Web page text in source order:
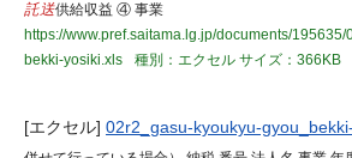
託送供給収益 ④ 事業
https://www.pref.saitama.lg.jp/documents/195635/
bekki-yosiki.xls
種別：エクセル サイズ：366KB
[エクセル] 02r2_gasu-kyoukyu-